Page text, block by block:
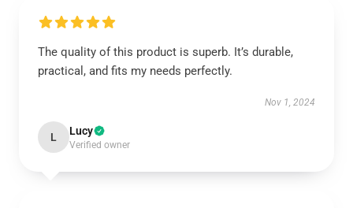
The quality of this product is superb. It’s durable,
practical, and fits my needs perfectly.
Nov 1, 2024
L Lucy
Verified owner